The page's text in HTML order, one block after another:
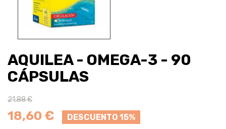
AQUILEA - OMEGA-3 - 90
CÁPSULAS
21,88 €
18,60 € DESCUENTO 15%